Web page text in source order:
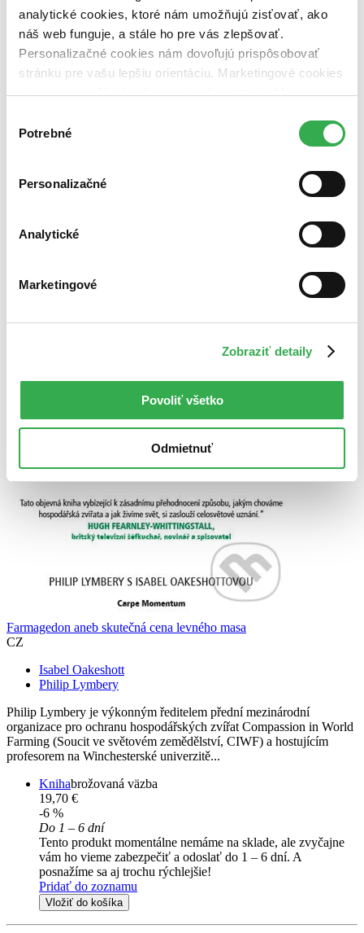
analytické cookies, ktoré nám umožňujú zisťovať, ako
náš web funguje, a stále ho pre vás zlepšovať.
Personalizačné cookies nám dovoľujú prispôsobovať
stránku pre vašu lepšiu orientáciu. Marketingové cookies
nám zas umožňujú zobrazenie relevantnej reklamy.
nám pomohlo, keby sme mohli používať všetky tieto
súhlasu
Potrebné
Personalizačné
Analytické
Marketingové
Zobraziť detaily
Povoliť všetko
Odmietnuť
Bestsellery
Top hodnotené
Najvyššia zľava
Farmagedon aneb skutečná cena levného masa
CZ
Isabel Oakeshott
Philip Lymbery
Philip Lymbery je výkonným ředitelem přední mezinárodní
organizace pro ochranu hospodářských zvířat Compassion in World
Farming (Soucit ve světovém zemědělství, CIWF) a hostujícím
profesorem na Winchesterské univerzitě...
Knihabrožovaná väzba
19,70 €
-6 %
Do 1 – 6 dní
Tento produkt momentálne nemáme na sklade, ale zvyčajne
vám ho vieme zabezpečiť a odoslať do 1 – 6 dní. A
posnažíme sa aj trochu rýchlejšie!
Pridať do zoznamu
Vložiť do košíka